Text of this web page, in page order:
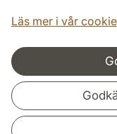
Läs mer i vår